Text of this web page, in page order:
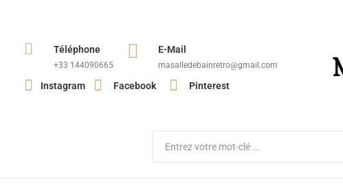
Téléphone
+33 144090665​
E-Mail
masalledebainretro@gmail.com
Instagram Facebook Pinterest